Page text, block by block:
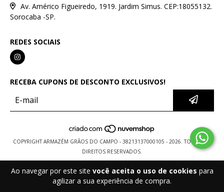
Ao navegar por este site você aceita o uso de cookies para
agilizar a sua experiência de compra.
Av. Américo Figueiredo, 1919. Jardim Simus. CEP:18055132.
Sorocaba -SP.
REDES SOCIAIS
RECEBA CUPONS DE DESCONTO EXCLUSIVOS!
COPYRIGHT ARMAZÉM GRÃOS DO CAMPO - 38213137000105 - 2026. TODOS OS
DIREITOS RESERVADOS.